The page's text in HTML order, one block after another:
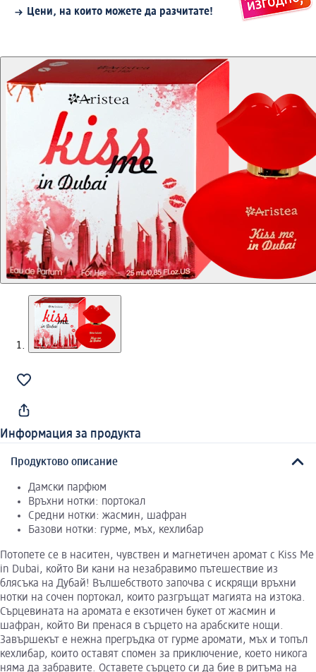
Цени, на които можете да разчитате!
Информация за продукта
Продуктово описание
Дамски парфюм
Връхни нотки: портокал
Средни нотки: жасмин, шафран
Базови нотки: гурме, мъх, кехлибар
Потопете се в наситен, чувствен и магнетичен аромат с Kiss Me
in Dubai, който Ви кани на незабравимо пътешествие из
блясъка на Дубай! Вълшебството започва с искрящи връхни
нотки на сочен портокал, които разгръщат магията на изтока.
Сърцевината на аромата е екзотичен букет от жасмин и
шафран, който Ви пренася в сърцето на арабските нощи.
Завършекът е нежна прегръдка от гурме аромати, мъх и топъл
кехлибар, които оставят спомен за приключение, което никога
няма да забравите. Оставете сърцето си да бие в ритъма на